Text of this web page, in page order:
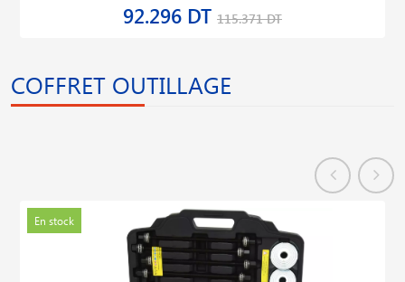
92.296 DT 115.371 DT
COFFRET OUTILLAGE
En stock